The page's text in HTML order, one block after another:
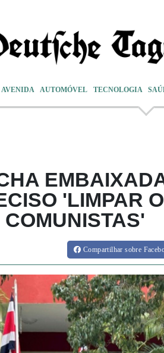
AVENIDA AUTOMÓVEL TECNOLOGIA
'LIMPAR O
Compartilharsobre